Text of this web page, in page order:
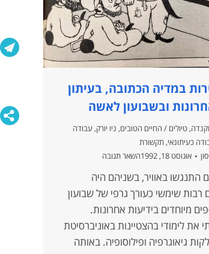
במדיה הכתובה, בעיתון
ובשבועון לאשה
, טיולים / החיים הטובים, ניו יורק, עבודה
כעיתונאי, תקשורת
אוגוסט 18, 1992 השאר תגובה
התנגשו באוויר, בשניהם היה
שימשי כעורך גרפי של שבועון
מיוחדים בידיעות אחרונות.
את לימודי בהצטיינות באוניברסיטת
גיאוגרפיה ופילוסופיה. באותה